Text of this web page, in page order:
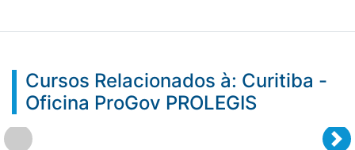
Cursos Relacionados à: Curitiba -
Oficina ProGov PROLEGIS